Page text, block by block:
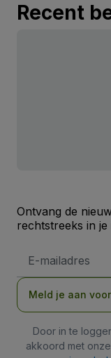
Recent
Ontvang de
rechtstreeks in je
mailadres
Meld je aan
Door in te
akkoord met onze